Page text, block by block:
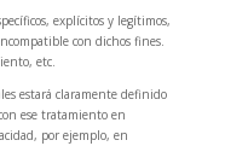
explícitos y legítimos,
con dichos fines.
etc.
estará claramente definido
ese tratamiento en
por ejemplo, en